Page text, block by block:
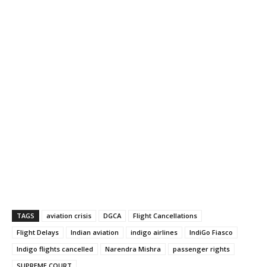
TAGS aviation crisis DGCA
Flight Cancellations
Flight Delays
Indian aviation indigo airlines
IndiGo Fiasco
Indigo flights cancelled
Narendra Mishra
passenger rights